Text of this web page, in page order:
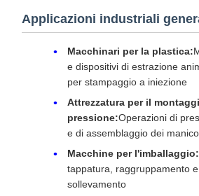
Applicazioni industriali
Macchinari per la plastica:
e dispositivi di estrazione
per stampaggio a iniezione
Attrezzatura per il
pressione:Operazioni di
e di assemblaggio dei
Macchine per l'imballaggio:
tappatura, raggruppamento
sollevamento